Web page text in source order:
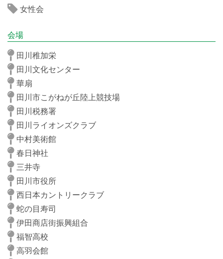
女性会
会場
田川稚加栄
田川文化センター
華扇
田川市こがねが丘陸上競技場
田川税務署
田川ライオンズクラブ
中村美術館
春日神社
三井寺
田川市役所
西日本カントリークラブ
蛇の目寿司
伊田商店街振興組合
福智高校
高羽会館